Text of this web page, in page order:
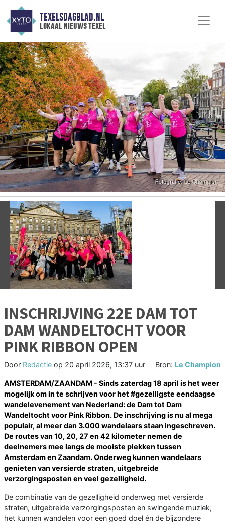
TEXELSDAGBLAD.NL
lokaal nieuws texel
Vorige
INSCHRIJVING 22E DAM TOT
DAM WANDELTOCHT VOOR
PINK RIBBON OPEN
Door Redactie op 20 april 2026, 13:37 uur Bron: Le Champion
AMSTERDAM/ZAANDAM - Sinds zaterdag 18 april is het weer
mogelijk om in te schrijven voor het #gezelligste eendaagse
wandelevenement van Nederland: de Dam tot Dam
Wandeltocht voor Pink Ribbon. De inschrijving is nu al mega
populair, al meer dan 3.000 wandelaars staan ingeschreven.
De routes van 10, 20, 27 en 42 kilometer nemen de
deelnemers mee langs de mooiste plekken tussen
Amsterdam en Zaandam. Onderweg kunnen wandelaars
genieten van versierde straten, uitgebreide
verzorgingsposten en veel gezelligheid.
De combinatie van de gezelligheid onderweg met versierde
straten, uitgebreide verzorgingsposten en swingende muziek,
het kunnen wandelen voor een goed doel én de bijzondere